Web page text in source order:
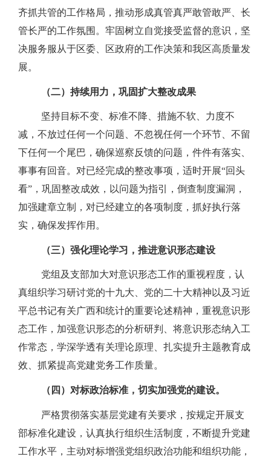
齐抓共管的工作格局，推动形成真管真严敢管敢严、长
管长严的工作氛围。牢固树立自觉接受监督的意识，坚
决服务服从于区委、区政府的工作决策和我区高质量发
展。
（二）持续用力，巩固扩大整改成果
坚持目标不变、标准不降、措施不软、力度不
减，不放过任何一个问题、不忽视任何一个环节、不留
下任何一个尾巴，确保巡察反馈的问题，件件有落实、
事事有回音。对已经完成的整改事项，适时开展“回头
看”，巩固整改成效，以问题为指引，倒查制度漏洞，
加强建章立制，对已经建立的各项制度，抓好执行落
实，确保发挥作用。
（三）强化理论学习，推进意识形态建设
党组及支部加大对意识形态工作的重视程度，认
真组织学习研讨党的十九大、党的二十大精神以及习近
平总书记有关广西和统计的重要论述精神，重视意识形
态工作，加强意识形态的分析研判、将意识形态纳入工
作常态，学深学透有关理论原理、扎实提升主题教育成
效、抓紧提高党建党务工作质量。
（四）对标政治标准，切实加强党的建设。
严格贯彻落实基层党建有关要求，按规定开展支
部标准化建设，认真执行组织生活制度，不断提升党建
工作水平，主动对标增强党组织政治功能和组织功能，